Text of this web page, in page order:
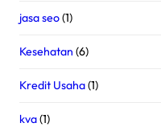
jasa seo(1)
Kesehatan (6)
Kredit Usaha(1)
kva(1)